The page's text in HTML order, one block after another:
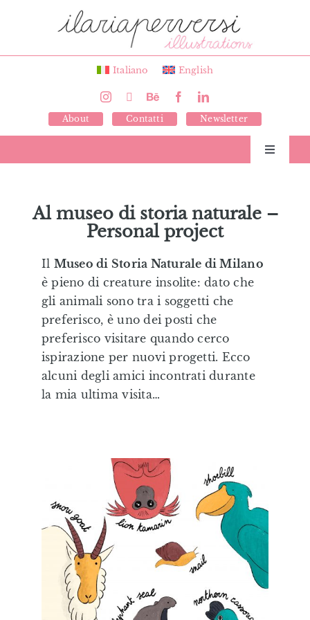
Italiano English
About Contatti Newsletter
Toggle
Illustrazioni
Giochi
Editorial
Illustrazioni Personalizzate
Shop
Eduki
Al museo di storia naturale –
Personal project
Il Museo di Storia Naturale di Milano
è pieno di creature insolite: dato che
gli animali sono tra i soggetti che
preferisco, è uno dei posti che
preferisco visitare quando cerco
ispirazione per nuovi progetti. Ecco
alcuni degli amici incontrati durante
la mia ultima visita…